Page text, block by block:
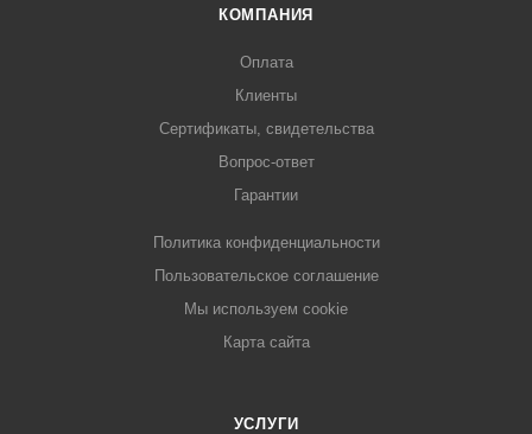
КОМПАНИЯ
Оплата
Клиенты
Сертификаты, свидетельства
Вопрос-ответ
Гарантии
Политика конфиденциальности
Пользовательское соглашение
Мы используем cookie
Карта сайта
УСЛУГИ